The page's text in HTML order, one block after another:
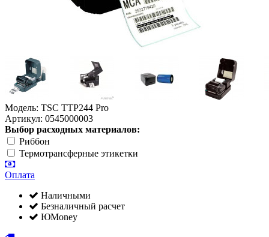
Модель: TSC TTP244 Pro
Артикул: 0545000003
Выбор расходных материалов:
Риббон
Термотрансферные этикетки
Оплата
Наличными
Безналичный расчет
ЮMoney